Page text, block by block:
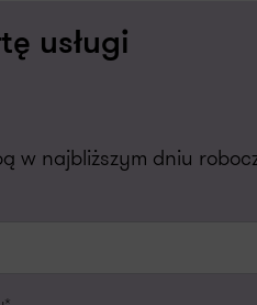
usługi
w najbliższym dniu